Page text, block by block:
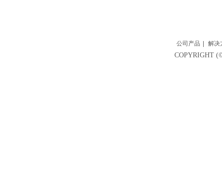
公司产品 解决
COPYRIGHT